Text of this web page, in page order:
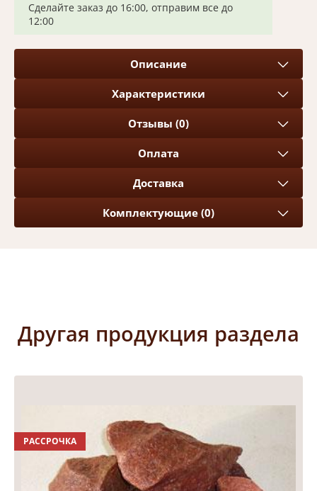
Сделайте заказ до 16:00, отправим все до
12:00
Описание
Характеристики
Отзывы (0)
Оплата
Доставка
Комплектующие (0)
Другая продукция раздела
РАССРОЧКА